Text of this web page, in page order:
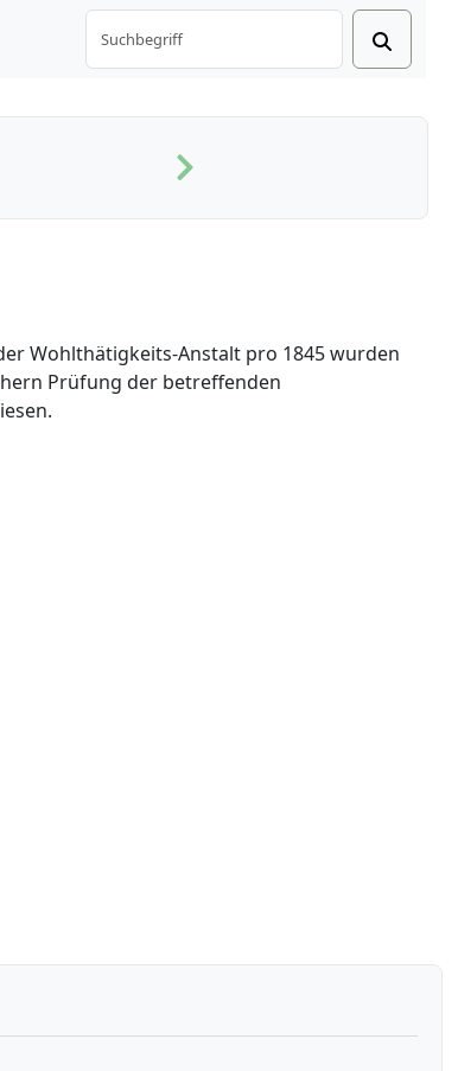
Wohlthätigkeits-Anstalt pro 1845 wurden
Prüfung der betreffenden